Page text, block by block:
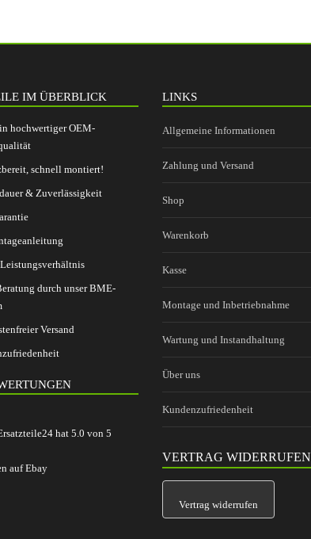
IM ÜBERBLICK
hochwertiger OEM-
schnell montiert!
& Zuverlässigkeit
durch unser BME-
Versand
hat 5.0 von 5
auf Ebay
LINKS
Allgemeine Informationen
Zahlung und Versand
Shop
Warenkorb
Kasse
Montage und Inbetriebnahme
Wartung und Instandhaltung
Über uns
Kundenzufriedenheit
VERTRAG WIDERRUFEN
Vertrag widerrufen